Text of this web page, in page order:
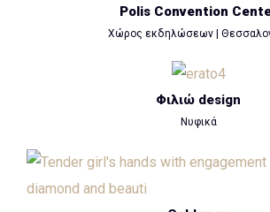
Polis Convention
Χώρος εκδηλώσεων |
Φιλιώ design
Νυφικά